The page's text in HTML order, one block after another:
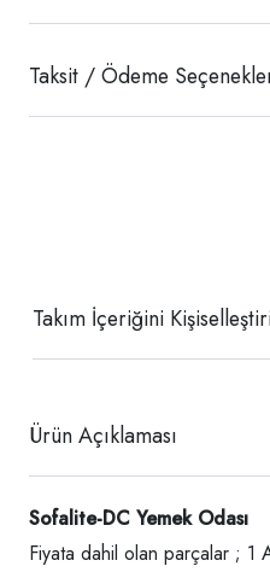
Taksit / Ödeme
Takım İçeriğini
Ürün Açıklaması
Sofalite-DC Yemek Odası
Fiyata dahil olan parçalar ; 1